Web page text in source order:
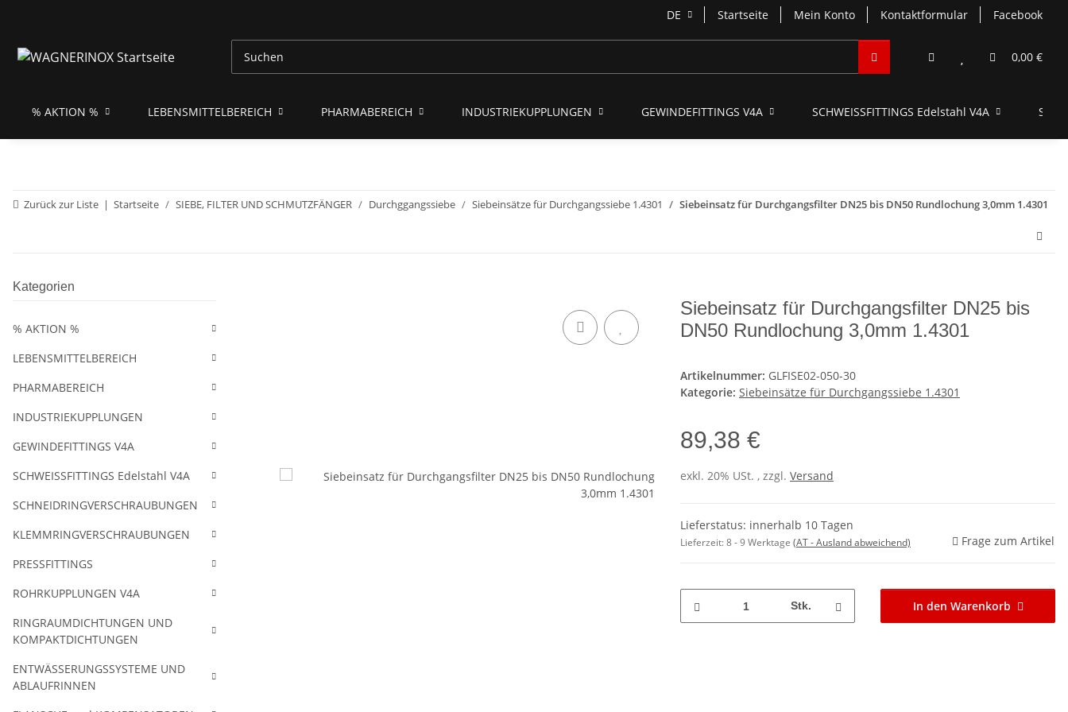
DE Startseite Mein Konto Kontaktformular Facebook
0,00 €
% AKTION % LEBENSMITTELBEREICH PHARMABEREICH INDUSTRIEKUPPLUNGEN GEWINDEFITTINGS V4A SCHWEISSFITTINGS Edelstahl V4A
Zurück zur Liste Startseite SIEBE, FILTER UND SCHMUTZFÄNGER Durchggangssiebe Siebeinsätze für Durchgangssiebe 1.4301 Siebeinsatz für Durchgangsfilter DN25 bis DN50 Rundlochung 3,0mm 1.4301
Siebeinsatz für Durchgangsfilter DN25 bis
DN50 Rundlochung 3,0mm 1.4301
Artikelnummer: GLFISE02-050-30
Kategorie: Siebeinsätze für Durchgangssiebe 1.4301
89,38 €
exkl. 20% USt. , zzgl. Versand
Lieferstatus: innerhalb 10 Tagen
Lieferzeit:8 - 9 Werktage (AT - Ausland abweichend) Frage zum Artikel
Stk. In den Warenkorb
Kategorien
% AKTION %
LEBENSMITTELBEREICH
PHARMABEREICH
INDUSTRIEKUPPLUNGEN
GEWINDEFITTINGS V4A
SCHWEISSFITTINGS Edelstahl V4A
SCHNEIDRINGVERSCHRAUBUNGEN
KLEMMRINGVERSCHRAUBUNGEN
PRESSFITTINGS
ROHRKUPPLUNGEN V4A
RINGRAUMDICHTUNGEN UND
KOMPAKTDICHTUNGEN
ENTWÄSSERUNGSSYSTEME UND
ABLAUFRINNEN